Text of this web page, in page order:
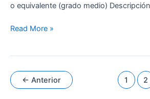
o equivalente (grado medio) Descripción
Read More »
← Anterior 1 2